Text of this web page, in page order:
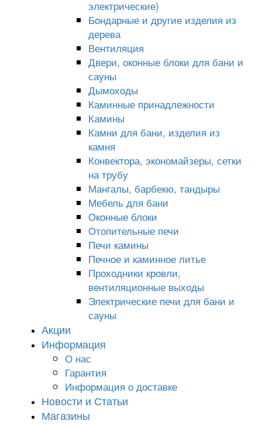
электрические)
Бондарные и другие изделия из
дерева
Вентиляция
Двери, оконные блоки для бани и
сауны
Дымоходы
Каминные принадлежности
Камины
Камни для бани, изделия из
камня
Конвектора, экономайзеры, сетки
на трубу
Мангалы, барбекю, тандыры
Мебель для бани
Оконные блоки
Отопительные печи
Печи камины
Печное и каминное литье
Проходники кровли,
вeнтиляционные выходы
Электрические печи для бани и
сауны
Акции
Информация
О нас
Гарантия
Информация о доставке
Новости и Статьи
Магазины